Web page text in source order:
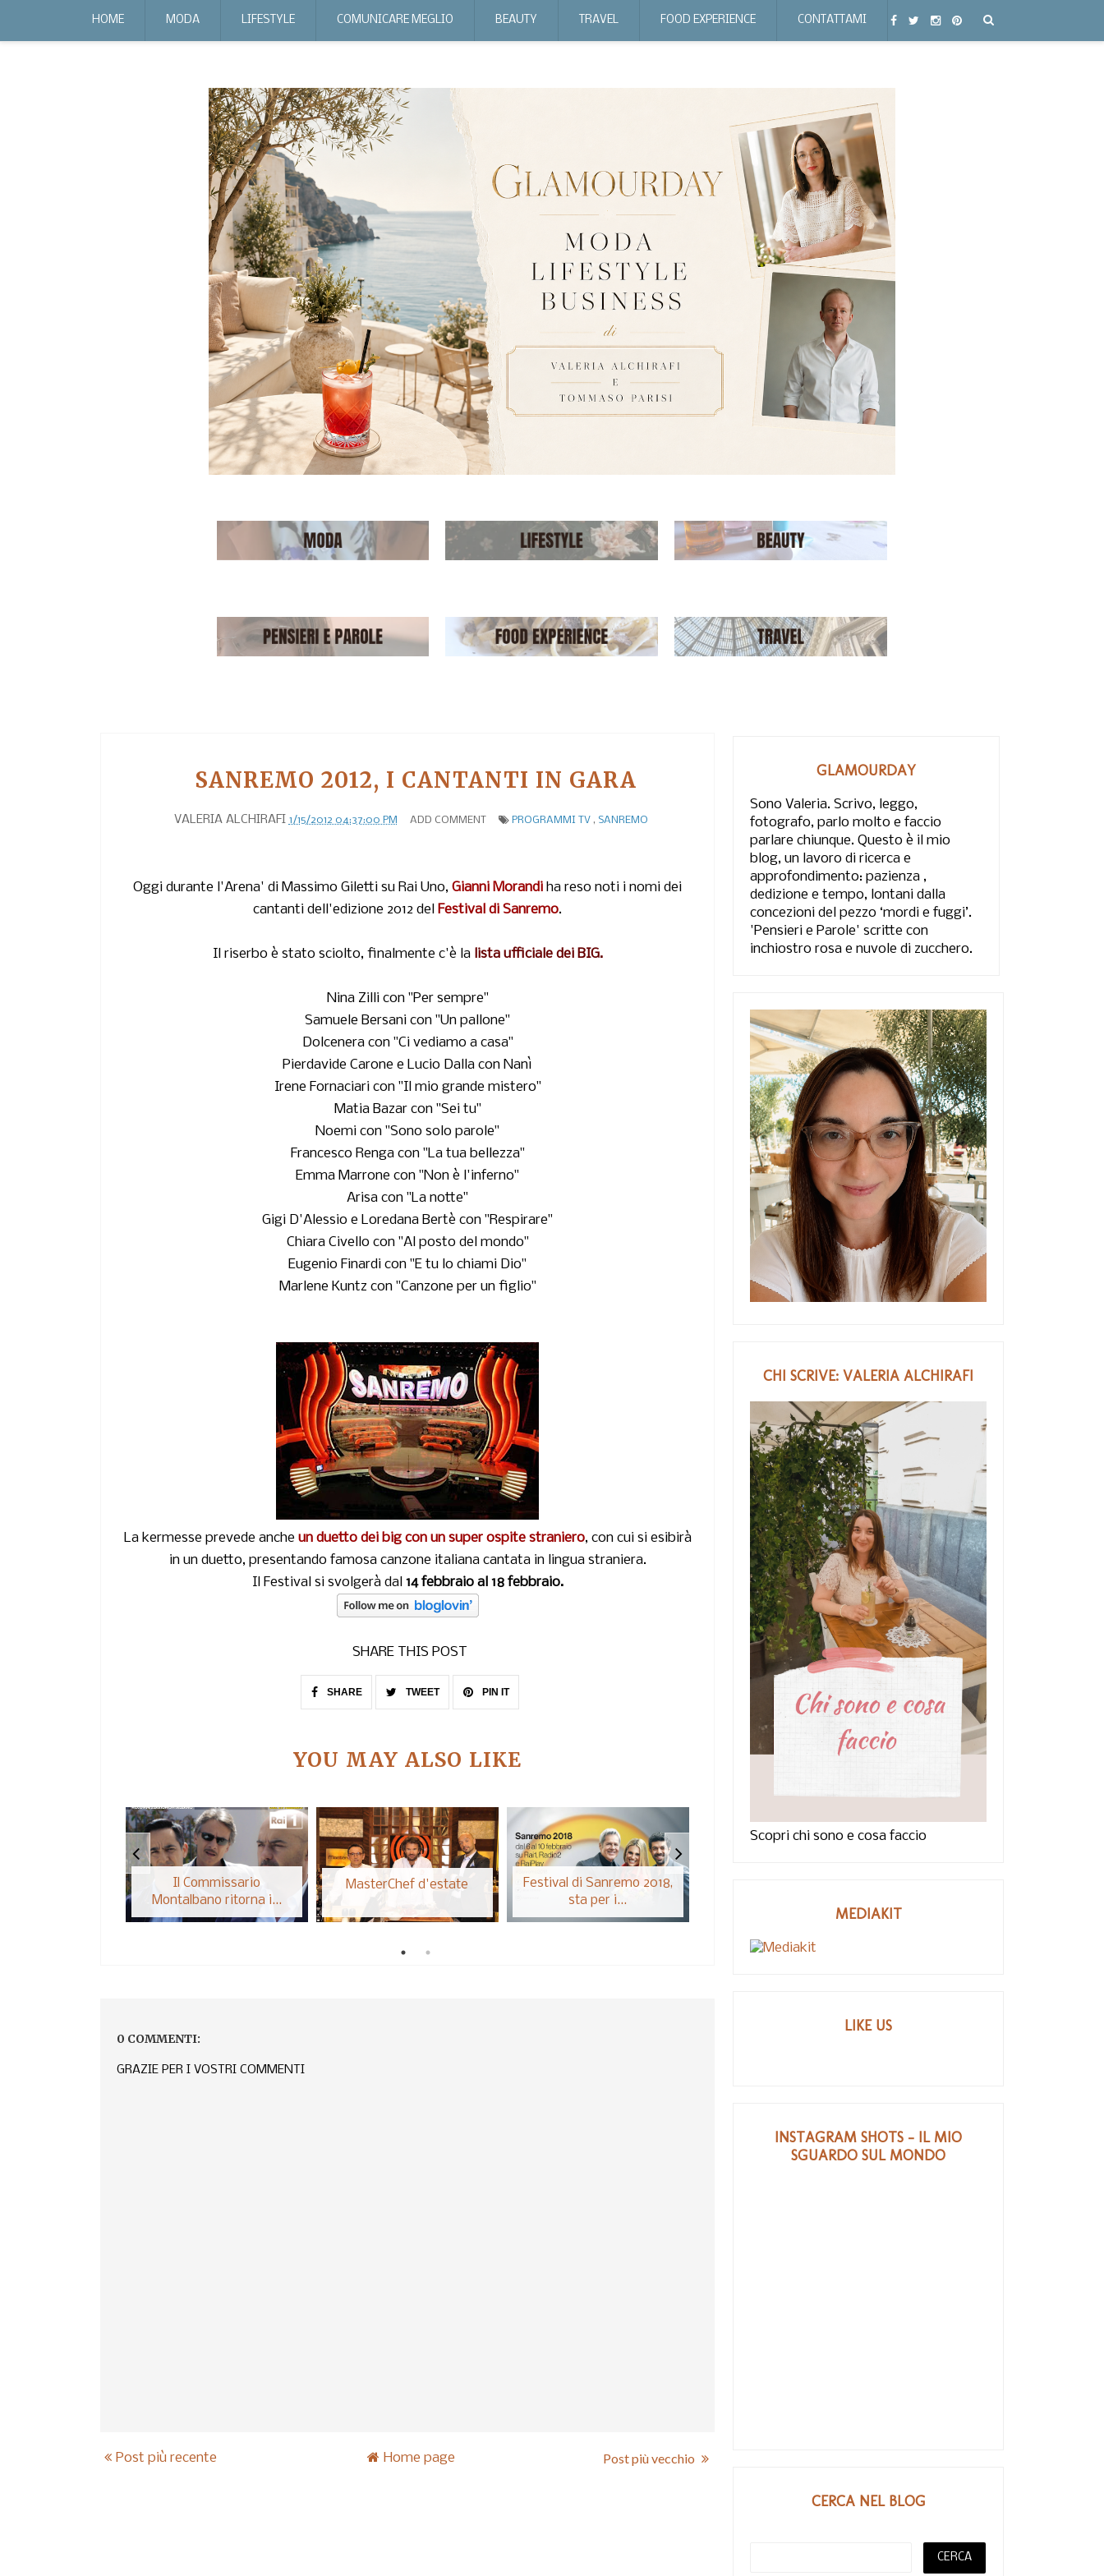
HOME MODA LIFESTYLE COMUNICARE MEGLIO BEAUTY TRAVEL FOOD EXPERIENCE CONTATTAMI
SANREMO 2012, I CANTANTI IN GARA
VALERIA ALCHIRAFI 1/15/2012 04:37:00 PM ADD COMMENT PROGRAMMI TV, SANREMO
Oggi durante l'Arena' di Massimo Giletti su Rai Uno, Gianni Morandi ha reso noti i nomi dei
cantanti dell'edizione 2012 del Festival di Sanremo.
Il riserbo è stato sciolto, finalmente c'è la lista ufficiale dei BIG.
Nina Zilli con "Per sempre"
Samuele Bersani con "Un pallone"
Dolcenera con "Ci vediamo a casa"
Pierdavide Carone e Lucio Dalla con Nanì
Irene Fornaciari con "Il mio grande mistero"
Matia Bazar con "Sei tu"
Noemi con "Sono solo parole"
Francesco Renga con "La tua bellezza"
Emma Marrone con "Non è l'inferno"
Arisa con "La notte"
Gigi D'Alessio e Loredana Bertè con "Respirare"
Chiara Civello con "Al posto del mondo"
Eugenio Finardi con "E tu lo chiami Dio"
Marlene Kuntz con "Canzone per un figlio"
La kermesse prevede ancheun duetto dei big con un super ospite straniero, con cui si esibirà
in un duetto, presentando famosa canzone italiana cantata in lingua straniera.
Il Festival si svolgerà dal 14 febbraio al 18 febbraio.
SHARE THIS POST
SHARE TWEET PIN IT
YOU MAY ALSO LIKE
Il Commissario
Montalbano ritorna i...
MasterChef d'estate
Festival di Sanremo 2018,
sta per i...
0 COMMENTI:
GRAZIE PER I VOSTRI COMMENTI
Post più recente Post più vecchio
Home page
GLAMOURDAY
Sono Valeria. Scrivo, leggo,
fotografo, parlo molto e faccio
parlare chiunque. Questo è il mio
blog, un lavoro di ricerca e
approfondimento: pazienza ,
dedizione e tempo, lontani dalla
concezioni del pezzo ‘mordi e fuggi’.
'Pensieri e Parole' scritte con
inchiostro rosa e nuvole di zucchero.
CHI SCRIVE: VALERIA ALCHIRAFI
Scopri chi sono e cosa faccio
MEDIAKIT
LIKE US
INSTAGRAM SHOTS - IL MIO
SGUARDO SUL MONDO
CERCA NEL BLOG